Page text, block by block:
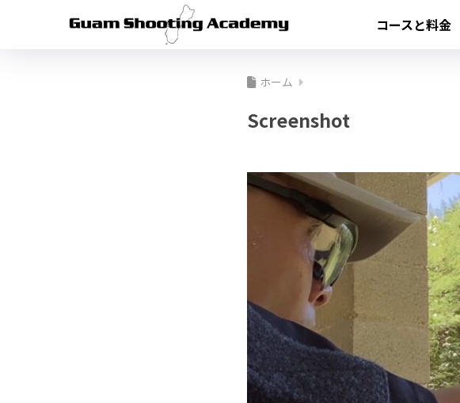
コースと料金
ホーム
Screenshot